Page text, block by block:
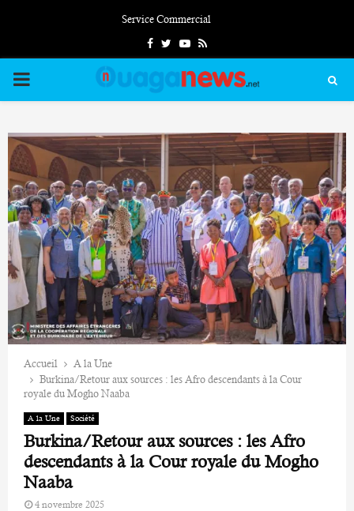
Service Commercial
FacebookTwitterYoutube
Rss
PRIMARY
Accueil
A la Une
Burkina/Retour aux sources : les Afro descendants à la Cour
royale du Mogho Naaba
A la Une Société
Burkina/Retour aux sources : les Afro
descendants à la Cour royale du Mogho
Naaba
4 novembre 2025